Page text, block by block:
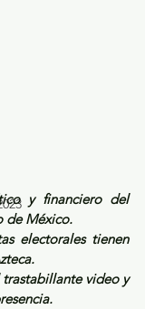
y financiero del
de México.
electorales tienen
video y